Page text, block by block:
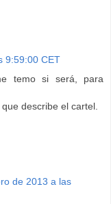
9:59:00 CET
temo si será, para
describe el cartel.
de 2013 a las